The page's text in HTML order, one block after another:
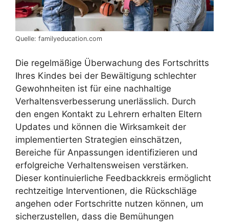
Quelle: familyeducation.com
Die regelmäßige Überwachung des Fortschritts
Ihres Kindes bei der Bewältigung schlechter
Gewohnheiten ist für eine nachhaltige
Verhaltensverbesserung unerlässlich. Durch
den engen Kontakt zu Lehrern erhalten Eltern
Updates und können die Wirksamkeit der
implementierten Strategien einschätzen,
Bereiche für Anpassungen identifizieren und
erfolgreiche Verhaltensweisen verstärken.
Dieser kontinuierliche Feedbackkreis ermöglicht
rechtzeitige Interventionen, die Rückschläge
angehen oder Fortschritte nutzen können, um
sicherzustellen, dass die Bemühungen